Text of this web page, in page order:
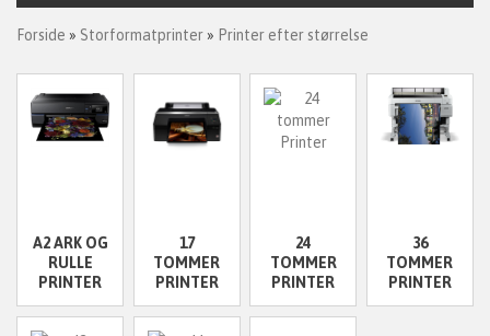
Forside » Storformatprinter » Printer efter størrelse
A2 ARK OG
RULLE
PRINTER
17
TOMMER
PRINTER
24
TOMMER
PRINTER
36
TOMMER
PRINTER